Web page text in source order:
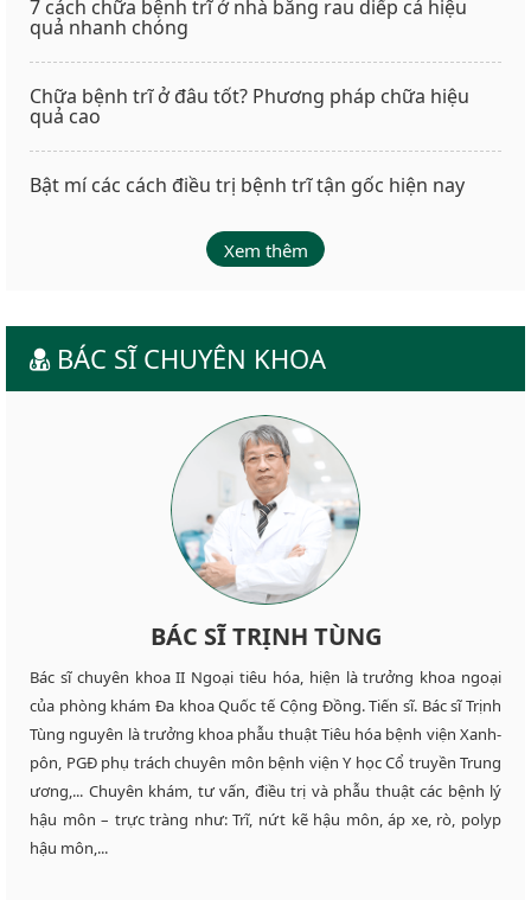
7 cách chữa bệnh trĩ ở nhà bằng rau diếp cá hiệu
quả nhanh chóng
Chữa bệnh trĩ ở đâu tốt? Phương pháp chữa hiệu
quả cao
Bật mí các cách điều trị bệnh trĩ tận gốc hiện nay
Xem thêm
BÁC SĨ CHUYÊN KHOA
BÁC SĨ TRỊNH TÙNG
Bác sĩ chuyên khoa II Ngoại tiêu hóa, hiện là trưởng khoa ngoại
của phòng khám Đa khoa Quốc tế Cộng Đồng. Tiến sĩ. Bác sĩ Trịnh
Tùng nguyên là trưởng khoa phẫu thuật Tiêu hóa bệnh viện Xanh-
pôn, PGĐ phụ trách chuyên môn bệnh viện Y học Cổ truyền Trung
ương,... Chuyên khám, tư vấn, điều trị và phẫu thuật các bệnh lý
hậu môn – trực tràng như: Trĩ, nứt kẽ hậu môn, áp xe, rò, polyp
hậu môn,...